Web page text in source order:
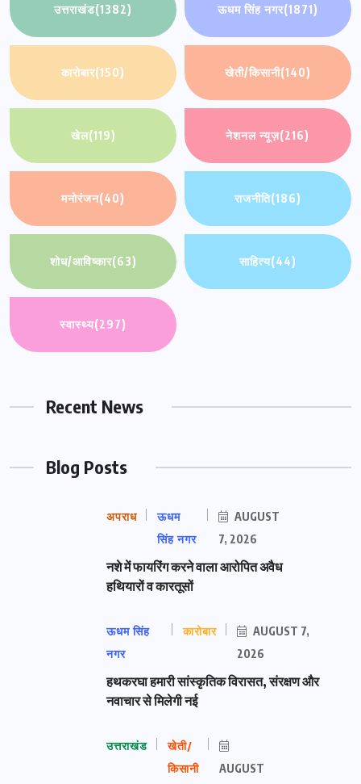
उत्तराखंड(1382) ऊधम सिंह नगर(1871)
कारोबार(150) खेती/किसानी(140)
खेल(119) नेशनल न्यूज़(216)
मनोरंजन(40) राजनीति(186)
शोध/आविष्कार(63) साहित्य(44)
स्वास्थ्य(297)
Recent News
Blog Posts
अपराध
ऊधम
सिंह नगर
AUGUST
7, 2026
नशे में फायरिंग करने वाला आरोपित अवैध
हथियारों व कारतूसों
ऊधम सिंह
नगर
कारोबार
AUGUST 7,
2026
हथकरघा हमारी सांस्कृतिक विरासत, संरक्षण और
नवाचार से मिलेगी नई
उत्तराखंड
खेती/
किसानी
AUGUST